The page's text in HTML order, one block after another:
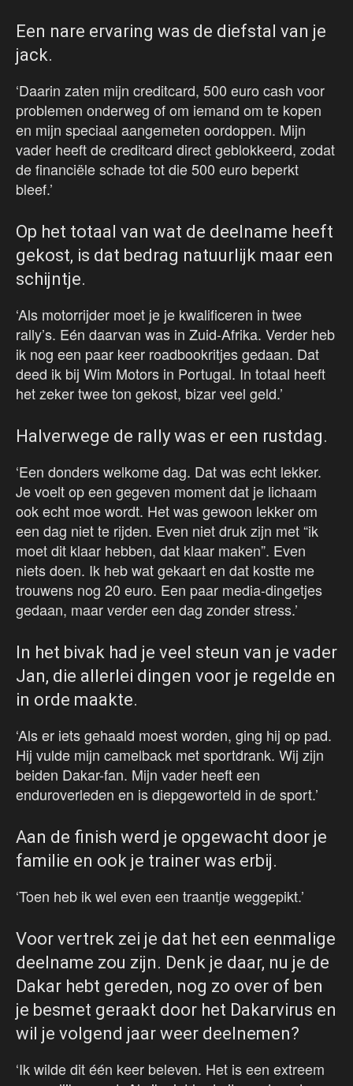
Een nare ervaring was de diefstal van je
jack.
‘Daarin zaten mijn creditcard, 500 euro cash voor
problemen onderweg of om iemand om te kopen
en mijn speciaal aangemeten oordoppen. Mijn
vader heeft de creditcard direct geblokkeerd, zodat
de financiële schade tot die 500 euro beperkt
bleef.’
Op het totaal van wat de deelname heeft
gekost, is dat bedrag natuurlijk maar een
schijntje.
‘Als motorrijder moet je je kwalificeren in twee
rally’s. Eén daarvan was in Zuid-Afrika. Verder heb
ik nog een paar keer roadbookritjes gedaan. Dat
deed ik bij Wim Motors in Portugal. In totaal heeft
het zeker twee ton gekost, bizar veel geld.’
Halverwege de rally was er een rustdag.
‘Een donders welkome dag. Dat was echt lekker.
Je voelt op een gegeven moment dat je lichaam
ook echt moe wordt. Het was gewoon lekker om
een dag niet te rijden. Even niet druk zijn met “ik
moet dit klaar hebben, dat klaar maken”. Even
niets doen. Ik heb wat gekaart en dat kostte me
trouwens nog 20 euro. Een paar media-dingetjes
gedaan, maar verder een dag zonder stress.’
In het bivak had je veel steun van je vader
Jan, die allerlei dingen voor je regelde en
in orde maakte.
‘Als er iets gehaald moest worden, ging hij op pad.
Hij vulde mijn camelback met sportdrank. Wij zijn
beiden Dakar-fan. Mijn vader heeft een
enduroverleden en is diepgeworteld in de sport.’
Aan de finish werd je opgewacht door je
familie en ook je trainer was erbij.
‘Toen heb ik wel even een traantje weggepikt.’
Voor vertrek zei je dat het een eenmalige
deelname zou zijn. Denk je daar, nu je de
Dakar hebt gereden, nog zo over of ben
je besmet geraakt door het Dakarvirus en
wil je volgend jaar weer deelnemen?
‘Ik wilde dit één keer beleven. Het is een extreem